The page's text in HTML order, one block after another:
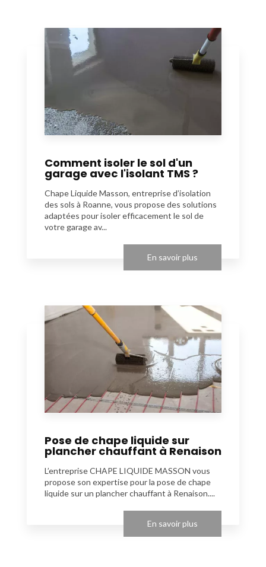
Comment isoler le sol d'un
garage avec l'isolant TMS ?
Chape Liquide Masson, entreprise d’isolation
des sols à Roanne, vous propose des solutions
adaptées pour isoler efficacement le sol de
votre garage av...
En savoir plus
Pose de chape liquide sur
plancher chauffant à Renaison
L’entreprise CHAPE LIQUIDE MASSON vous
propose son expertise pour la pose de chape
liquide sur un plancher chauffant à Renaison....
En savoir plus